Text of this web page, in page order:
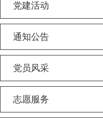
党建活动
通知公告
党员风采
志愿服务